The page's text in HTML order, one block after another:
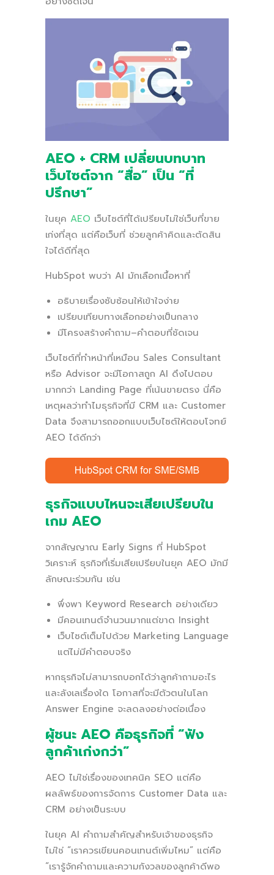
AEO + CRM เปลี่ยนบทบาท
เว็บไซต์จาก “สื่อ” เป็น “ที่
ปรึกษา”
ในยุค AEO เว็บไซต์ที่ได้เปรียบไม่ใช่เว็บที่ขาย
เก่งที่สุด แต่คือเว็บที่ ช่วยลูกค้าคิดและตัดสิน
ใจได้ดีที่สุด
HubSpot พบว่า AI มักเลือกเนื้อหาที่
อธิบายเรื่องซับซ้อนให้เข้าใจง่าย
เปรียบเทียบทางเลือกอย่างเป็นกลาง
มีโครงสร้างคำถาม–คำตอบที่ชัดเจน
เว็บไซต์ที่ทำหน้าที่เหมือน Sales Consultant
หรือ Advisor จะมีโอกาสถูก AI ดึงไปตอบ
มากกว่า Landing Page ที่เน้นขายตรง นี่คือ
เหตุผลว่าทำไมธุรกิจที่มี CRM และ Customer
Data จึงสามารถออกแบบเว็บไซต์ให้ตอบโจทย์
AEO ได้ดีกว่า
ธุรกิจแบบไหนจะเสียเปรียบใน
เกม AEO
จากสัญญาณ Early Signs ที่ HubSpot
วิเคราะห์ ธุรกิจที่เริ่มเสียเปรียบในยุค AEO มักมี
ลักษณะร่วมกัน เช่น
พึ่งพา Keyword Research อย่างเดียว
มีคอนเทนต์จำนวนมากแต่ขาด Insight
เว็บไซต์เต็มไปด้วย Marketing Language
แต่ไม่มีคำตอบจริง
หากธุรกิจไม่สามารถบอกได้ว่าลูกค้าถามอะไร
และลังเลเรื่องใด โอกาสที่จะมีตัวตนในโลก
Answer Engine จะลดลงอย่างต่อเนื่อง
ผู้ชนะ AEO คือธุรกิจที่ “ฟัง
ลูกค้าเก่งกว่า”
AEO ไม่ใช่เรื่องของเทคนิค SEO แต่คือ
ผลลัพธ์ของการจัดการ Customer Data และ
CRM อย่างเป็นระบบ
ในยุค AI คำถามสำคัญสำหรับเจ้าของธุรกิจ
ไม่ใช่ “เราควรเขียนคอนเทนต์เพิ่มไหม” แต่คือ
“เรารู้จักคำถามและความกังวลของลูกค้าดีพอ